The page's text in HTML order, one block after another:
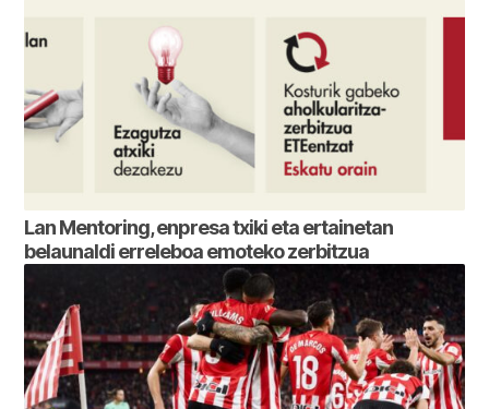
Lan Mentoring, enpresa txiki eta ertainetan
belaunaldi erreleboa emoteko zerbitzua